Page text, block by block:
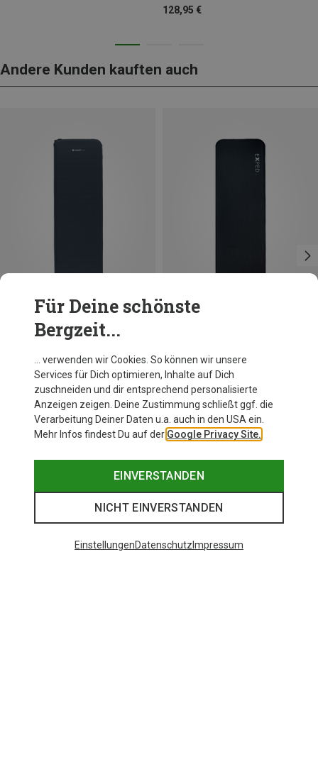
128,95 €
Andere Kunden kauften auch
Dreamcatcher Single 7.5cm Isomatte
195X63CM
Für Deine schönste
Bergzeit...
… verwenden wir Cookies. So können wir unsere
Services für Dich optimieren, Inhalte auf Dich
zuschneiden und dir entsprechend personalisierte
Anzeigen zeigen. Deine Zustimmung schließt ggf. die
Verarbeitung Deiner Daten u.a. auch in den USA ein.
Mehr Infos findest Du auf der Google Privacy Site.
EINVERSTANDEN
NICHT EINVERSTANDEN
EinstellungenDatenschutz Impressum